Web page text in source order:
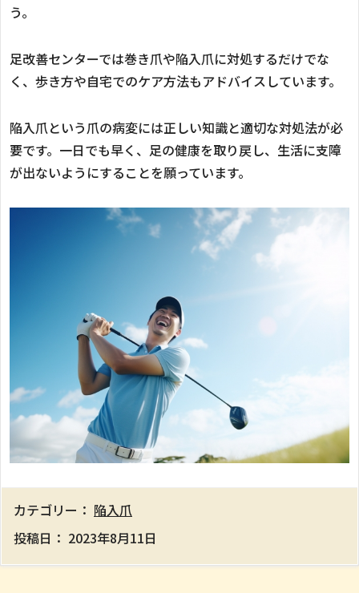
う。
足改善センターでは巻き爪や陥入爪に対処するだけでな
く、歩き方や自宅でのケア方法もアドバイスしています。
陥入爪という爪の病変には正しい知識と適切な対処法が必
要です。一日でも早く、足の健康を取り戻し、生活に支障
が出ないようにすることを願っています。
カテゴリー： 陥入爪
投稿日： 2023年8月11日